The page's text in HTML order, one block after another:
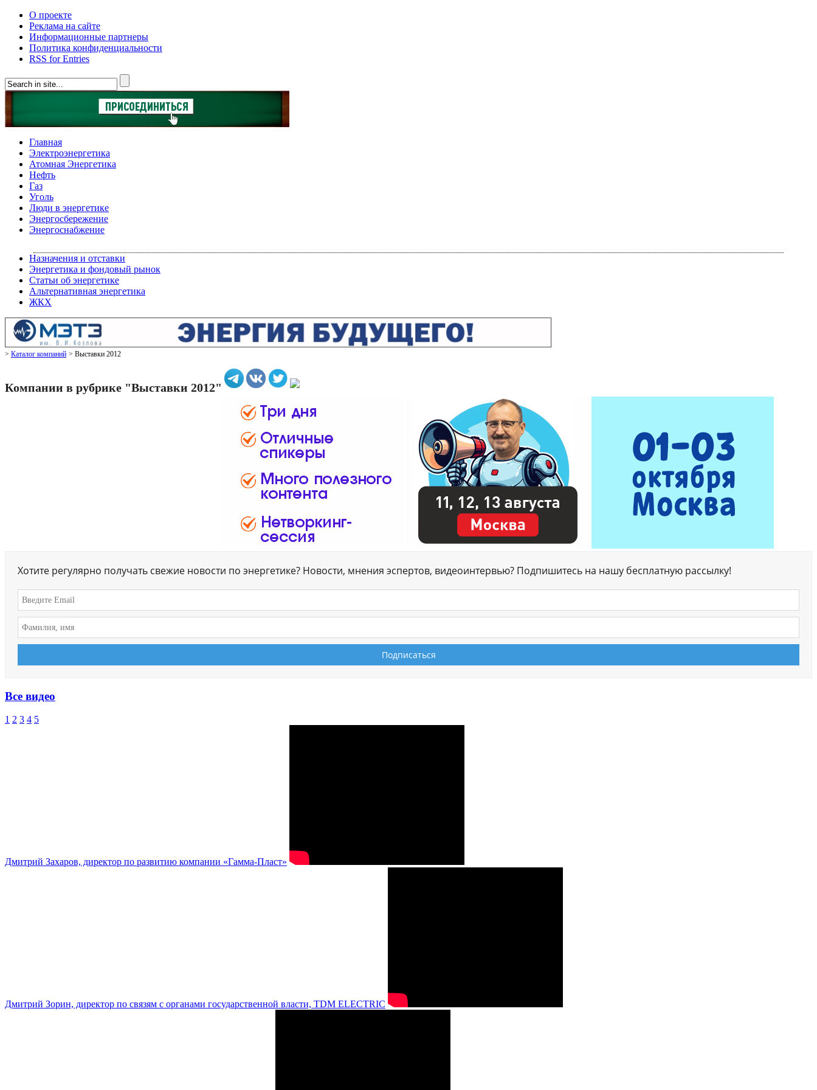
О проекте
Реклама на сайте
Информационные партнеры
Политика конфиденциальности
RSS for Entries
Главная
Электроэнергетика
Атомная Энергетика
Нефть
Газ
Уголь
Люди в энергетике
Энергосбережение
Энергоснабжение
Назначения и отставки
Энергетика и фондовый рынок
Статьи об энергетике
Альтернативная энергетика
ЖКХ
Каталог компаний Выставки 2012
Компании в рубрике "Выставки 2012"
Хотите регулярно получать свежие новости по энергетике? Новости, мнения эспертов, видеоинтервью? Подпишитесь на нашу бесплатную рассылку!
Все видео
1 2 3 4 5
Дмитрий Захаров, директор по развитию компании «Гамма-Пласт»
Дмитрий Зорин, директор по связям с органами государственной власти, TDM ELECTRIC